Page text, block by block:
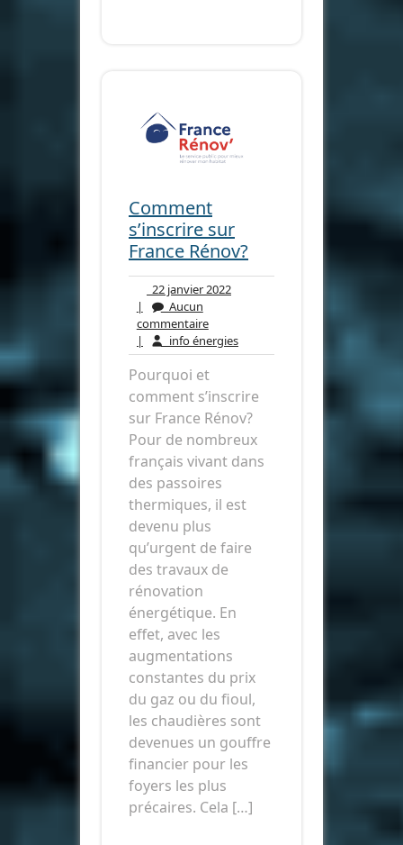
Comment
s’inscrire sur
France Rénov?
22 janvier 202222
|
Aucun
commentaireAucun
commentaire
| info énergiesinfo
énergies
Pourquoi et
comment s’inscrire
sur France Rénov?
Pour de nombreux
français vivant dans
des passoires
thermiques, il est
devenu plus
qu’urgent de faire
des travaux de
rénovation
énergétique. En
effet, avec les
augmentations
constantes du prix
du gaz ou du fioul,
les chaudières sont
devenues un gouffre
financier pour les
foyers les plus
précaires. Cela […]